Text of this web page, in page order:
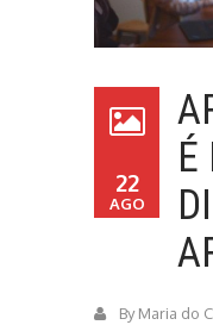
22
AGO
É
ByMaria do